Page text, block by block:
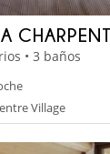
• 3 baños
Village